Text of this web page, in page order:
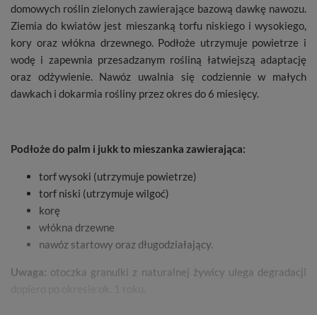
domowych roślin zielonych zawierające bazową dawkę nawozu.
Ziemia do kwiatów jest mieszanką torfu niskiego i wysokiego,
kory oraz włókna drzewnego. Podłoże utrzymuje powietrze i
wodę i zapewnia przesadzanym rośliną łatwiejszą adaptację
oraz odżywienie. Nawóz uwalnia się codziennie w małych
dawkach i dokarmia rośliny przez okres do 6 miesięcy.
Podłoże do palm i jukk to mieszanka zawierająca:
torf wysoki (utrzymuje powietrze)
torf niski (utrzymuje wilgoć)
korę
włókna drzewne
nawóz startowy oraz długodziałający.
Uwaga: otoczka granulki z naturalnej żywicy ulega degradacji